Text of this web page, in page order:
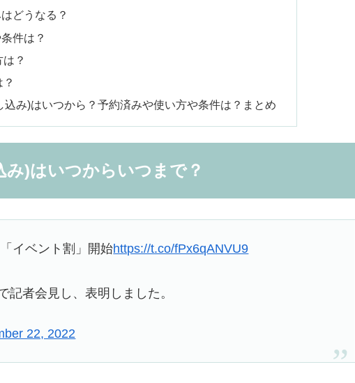
どうなる？
件は？
？
込み)はいつから？予約済みや使い方や条件は？まとめ
み)はいつからいつまで？
イベント割」開始https://t.co/fPx6qANVU9
記者会見し、表明しました。
22, 2022